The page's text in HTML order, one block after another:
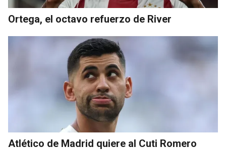
Ortega, el octavo refuerzo de River
Atlético de Madrid quiere al Cuti Romero